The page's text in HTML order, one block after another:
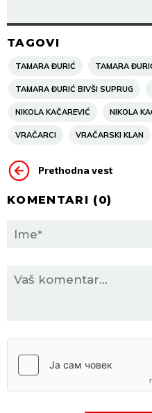
TAGOVI
TAMARA ĐURIĆ TAMARA
TAMARA ĐURIĆ BIVŠI SUPRUG
NIKOLA KAČAREVIĆ NIKOLA
VRAČARCI VRAČARSKI KLAN
Prethodna vest
KOMENTARI (0)